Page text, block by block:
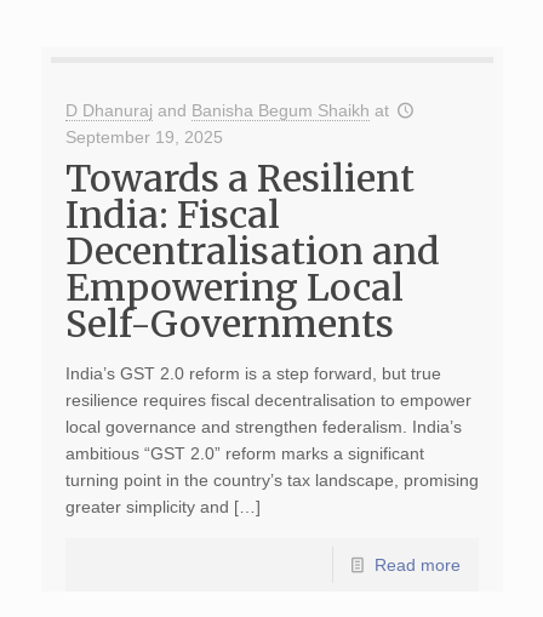
D Dhanuraj and Banisha Begum Shaikh at
September 19, 2025
Towards a Resilient
India: Fiscal
Decentralisation and
Empowering Local
Self-Governments
India’s GST 2.0 reform is a step forward, but true
resilience requires fiscal decentralisation to empower
local governance and strengthen federalism. India’s
ambitious “GST 2.0” reform marks a significant
turning point in the country’s tax landscape, promising
greater simplicity and […]
Read more